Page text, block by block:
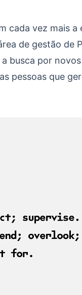
cada vez mais a
de gestão de
a busca por
pessoas que